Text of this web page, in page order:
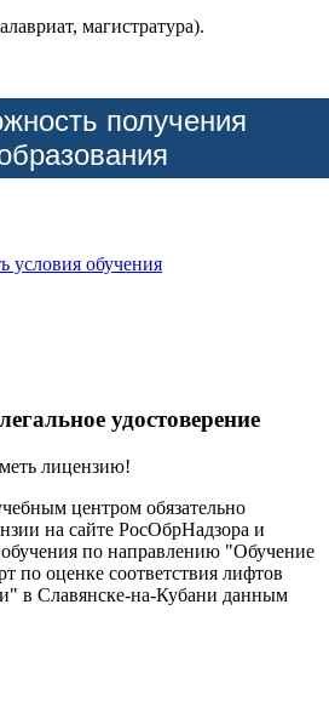
магистратура).
получения
условия обучения
удостоверение
лицензию!
центром обязательно
на сайте РосОбрНадзора и
по направлению "Обучение
по оценке соответствия лифтов
в Славянске-на-Кубани данным